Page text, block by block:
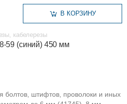
В КОРЗИНУ
кабелерезы
59 (синий) 450 мм
болтов, штифтов, проволоки и иных